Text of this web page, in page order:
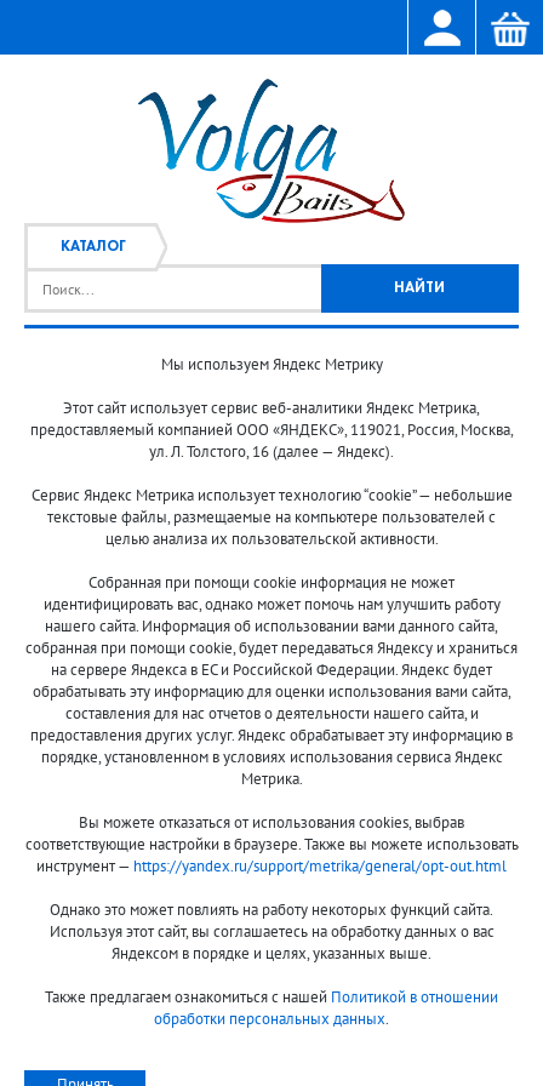
КАТАЛОГ
© 2013-2024 "Волжские приманки"
8 (800)
500-7844
Оплата и доставка
О компании
Акции и скидки
Новости
Контакты
Помощь
Принимаем к оплате:
Мы используем Яндекс Метрику
Этот сайт использует сервис веб-аналитики Яндекс Метрика,
предоставляемый компанией ООО «ЯНДЕКС», 119021, Россия, Москва,
ул. Л. Толстого, 16 (далее — Яндекс).
Сервис Яндекс Метрика использует технологию “cookie” — небольшие
текстовые файлы, размещаемые на компьютере пользователей с
целью анализа их пользовательской активности.
Собранная при помощи cookie информация не может
идентифицировать вас, однако может помочь нам улучшить работу
нашего сайта. Информация об использовании вами данного сайта,
собранная при помощи cookie, будет передаваться Яндексу и храниться
на сервере Яндекса в ЕС и Российской Федерации. Яндекс будет
обрабатывать эту информацию для оценки использования вами сайта,
составления для нас отчетов о деятельности нашего сайта, и
предоставления других услуг. Яндекс обрабатывает эту информацию в
порядке, установленном в условиях использования сервиса Яндекс
Метрика.
Вы можете отказаться от использования cookies, выбрав
соответствующие настройки в браузере. Также вы можете использовать
инструмент — https://yandex.ru/support/metrika/general/opt-out.html
Однако это может повлиять на работу некоторых функций сайта.
Используя этот сайт, вы соглашаетесь на обработку данных о вас
Яндексом в порядке и целях, указанных выше.
Также предлагаем ознакомиться с нашей Политикой в отношении
обработки персональных данных.